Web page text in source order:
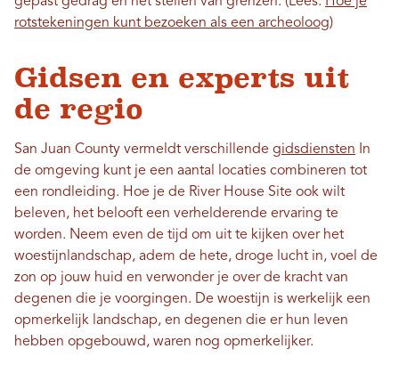
rotstekeningen kunt bezoeken als een archeoloog)
Gidsen en experts uit
de regio
San Juan County vermeldt verschillende gidsdiensten In
de omgeving kunt je een aantal locaties combineren tot
een rondleiding. Hoe je de River House Site ook wilt
beleven, het belooft een verhelderende ervaring te
worden. Neem even de tijd om uit te kijken over het
woestijnlandschap, adem de hete, droge lucht in, voel de
zon op jouw huid en verwonder je over de kracht van
degenen die je voorgingen. De woestijn is werkelijk een
opmerkelijk landschap, en degenen die er hun leven
hebben opgebouwd, waren nog opmerkelijker.